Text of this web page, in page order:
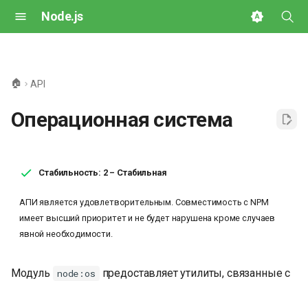
Node.js
ц
а
🏠 API
Операционная система
Стабильность: 2 – Стабильная
АПИ является удовлетворительным. Совместимость с NPM
имеет высший приоритет и не будет нарушена кроме случаев
явной необходимости.
Модуль node:os
предоставляет утилиты, связанные с